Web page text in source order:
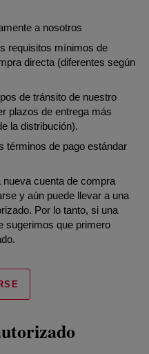
a nosotros
requisitos mínimos de
directa (diferentes según
de tránsito de nuestro
plazos de entrega más
la distribución).
términos de pago estándar
nueva cuenta de compra
y aún puede llevar a una
Por lo tanto, si una
sugerimos que primero